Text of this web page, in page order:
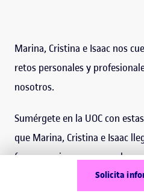
Solicita
Marina, Cristina e Isaac nos
retos personales y
nosotros.
Sumérgete en la UOC con
que Marina, Cristina e Isaac
formarse siempre es una